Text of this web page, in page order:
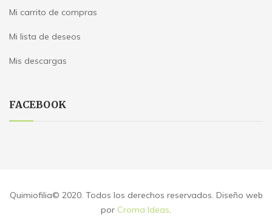
Mi carrito de compras
Mi lista de deseos
Mis descargas
FACEBOOK
Quimiofilia© 2020. Todos los derechos reservados. Diseño web
por Croma Ideas.